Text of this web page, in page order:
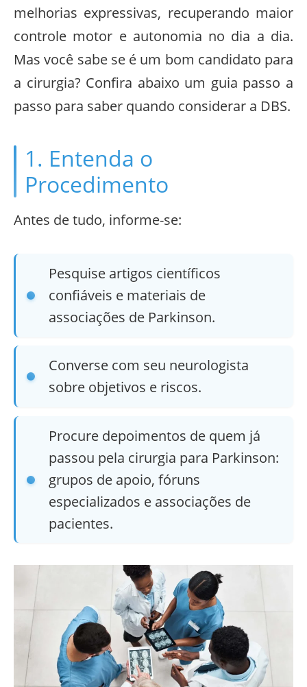
melhorias expressivas, recuperando maior
controle motor e autonomia no dia a dia.
Mas você sabe se é um bom candidato para
a cirurgia? Confira abaixo um guia passo a
passo para saber quando considerar a DBS.
1. Entenda o
Procedimento
Antes de tudo, informe-se:
Pesquise artigos científicos
confiáveis e materiais de
associações de Parkinson.
Converse com seu neurologista
sobre objetivos e riscos.
Procure depoimentos de quem já
passou pela cirurgia para Parkinson:
grupos de apoio, fóruns
especializados e associações de
pacientes.